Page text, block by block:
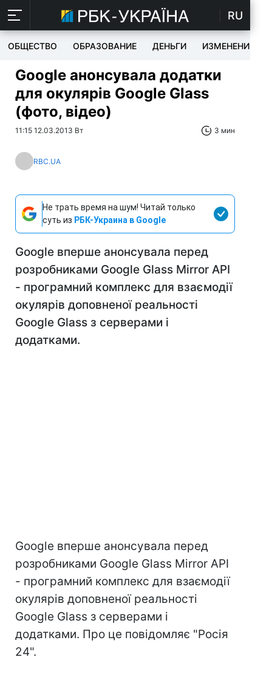
RU
ОБЩЕСТВО ОБРАЗОВАНИЕ ДЕНЬГИ ИЗМЕНЕНИЯ
Google анонсувала додатки
для окулярів Google Glass
(фото, відео)
11:15 12.03.2013 Вт 3 мин
RBC.UA
Не трать время на шум! Читай только
суть из РБК-Украина в Google
Google вперше анонсувала перед
розробниками Google Glass Mirror API
- програмний комплекс для взаємодії
окулярів доповненої реальності
Google Glass з серверами і
додатками.
Google вперше анонсувала перед
розробниками Google Glass Mirror API
- програмний комплекс для взаємодії
окулярів доповненої реальності
Google Glass з серверами і
додатками. Про це повідомляє "Росія
24".